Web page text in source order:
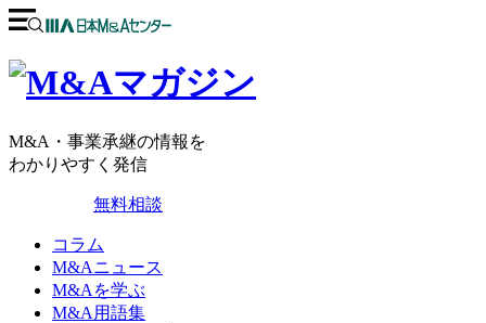
M&A・事業承継の情報を
わかりやすく発信
無料相談
コラム
M&Aニュース
M&Aを学ぶ
M&A用語集